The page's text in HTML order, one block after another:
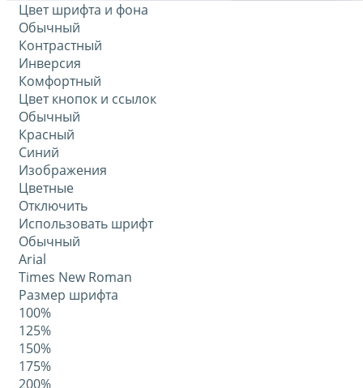
Цвет шрифта и фона
Обычный
Контрастный
Инверсия
Комфортный
Цвет кнопок и ссылок
Обычный
Красный
Синий
Изображения
Цветные
Отключить
Использовать шрифт
Обычный
Arial
Times New Roman
Размер шрифта
100%
125%
150%
175%
200%